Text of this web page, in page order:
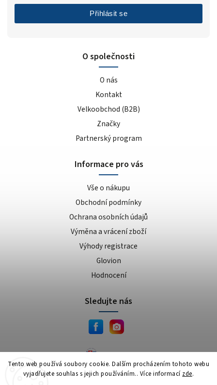
Tento web používá soubory cookie. Dalším procházením tohoto webu
vyjadřujete souhlas s jejich používáním.. Více informací zde.
O společnosti
O nás
Kontakt
Velkoobchod (B2B)
Značky
Partnerský program
Informace pro vás
Vše o nákupu
Obchodní podmínky
Ochrana osobních údajů
Výměna a vrácení zboží
Výhody registrace
Glovion
Hodnocení
Přihlásit se
Sledujte nás
JEMA.sk
Copyright 2026JEMA.cz. Všechna práva vyhrazena.